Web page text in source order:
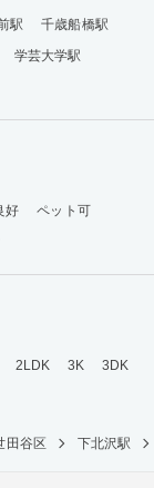
駅
千歳船橋駅
学芸大学駅
好
ペット可
2LDK 3K
3DK
田谷区 下北沢駅